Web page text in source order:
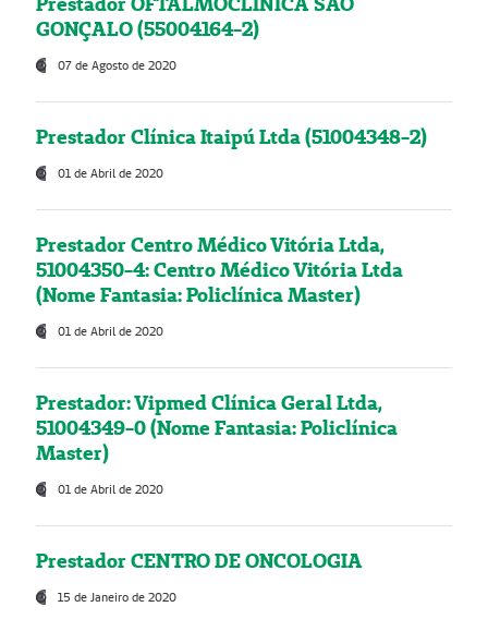
GONÇALO (55004164-2)
07 de Agosto de 2020
Prestador Clínica Itaipú Ltda (51004348-2)
01 de Abril de 2020
Prestador Centro Médico Vitória Ltda,
51004350-4: Centro Médico Vitória Ltda
(Nome Fantasia: Policlínica Master)
01 de Abril de 2020
Prestador: Vipmed Clínica Geral Ltda,
51004349-0 (Nome Fantasia: Policlínica
Master)
01 de Abril de 2020
Prestador CENTRO DE ONCOLOGIA
15 de Janeiro de 2020